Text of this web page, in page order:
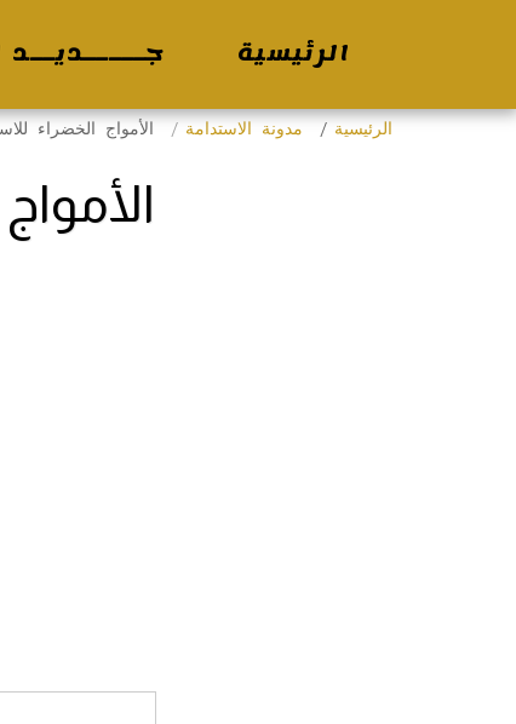
الرئيسية جـــــديــد
الرئيسية مدونة الاستدامة الأمواج الخضراء